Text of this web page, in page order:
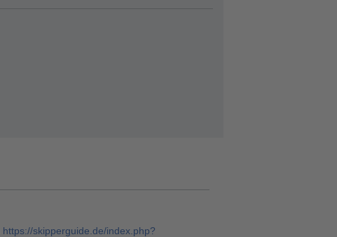
https://skipperguide.de/index.php?